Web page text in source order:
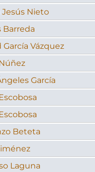
Jesús Nieto
Barreda
García Vázquez
García
Beteta
Laguna